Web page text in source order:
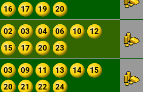
16 17 19 20
02 03 04 06 10
12
15 17 20 23
03 09 11 13 14
15
20 21 22 24